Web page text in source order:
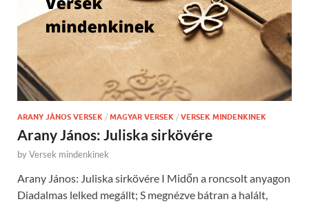
ARANY JÁNOS VERSEK / MAGYAR VERSEK / VERSEK MINDENKINEK
Arany János: Juliska sirkövére
byVersek mindenkinek
Arany János: Juliska sirkövére I Midőn a roncsolt anyagon
Diadalmas lelked megállt; S megnézve bátran a halált,